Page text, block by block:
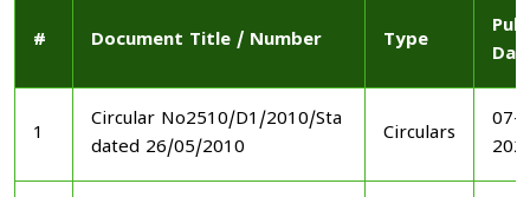
# Document Title / Number Type
1
Circular No2510/D1/2010/Sta
dated 26/05/2010
Circulars
07-